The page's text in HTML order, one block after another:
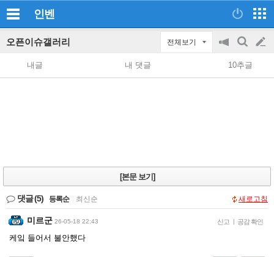
인벤
오픈이슈갤러리 전체보기
공
지
on/off
검
색
글
쓰
내글 내 댓글 10추글
[본문 보기]
댓글(5) 등록순 최신순 새로고침
미르군 26-05-18 22:43 신고 | 공감 확인
케잌 들어서 불안했다